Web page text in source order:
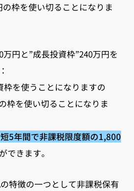
枠を使い切ることになりま
円と”成長投資枠”240万円を
を使うことになりますの
枠を使い切ることになりま
5年間で非課税限度額の1,800
できます。
特徴の一つとして非課税保有